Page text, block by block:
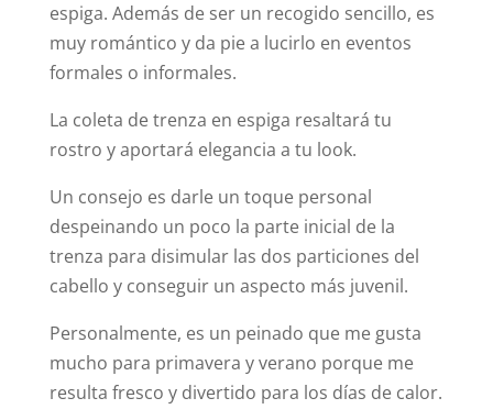
espiga. Además de ser un recogido sencillo, es
muy romántico y da pie a lucirlo en eventos
formales o informales.
La coleta de trenza en espiga resaltará tu
rostro y aportará elegancia a tu look.
Un consejo es darle un toque personal
despeinando un poco la parte inicial de la
trenza para disimular las dos particiones del
cabello y conseguir un aspecto más juvenil.
Personalmente, es un peinado que me gusta
mucho para primavera y verano porque me
resulta fresco y divertido para los días de calor.